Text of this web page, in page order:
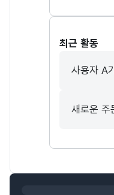
최근 활동
사용자 A
새로운 주